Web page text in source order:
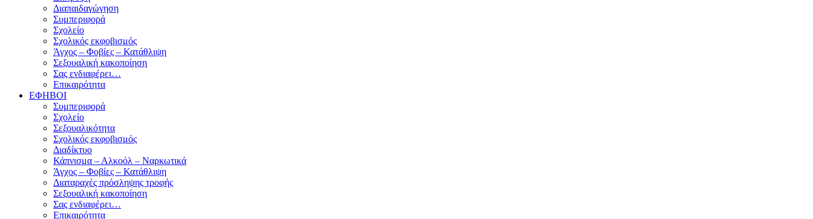
Διαπαιδαγώγηση
Συμπεριφορά
Σχολείο
Σχολικός εκφοβισμός
Άγχος – Φοβίες – Κατάθλιψη
Σεξουαλική κακοποίηση
Σας ενδιαφέρει…
Επικαιρότητα
ΕΦΗΒΟΙ
Συμπεριφορά
Σχολείο
Σεξουαλικότητα
Σχολικός εκφοβισμός
Διαδίκτυο
Κάπνισμα – Αλκοόλ – Ναρκωτικά
Άγχος – Φοβίες – Κατάθλιψη
Διαταραχές πρόσληψης τροφής
Σεξουαλική κακοποίηση
Σας ενδιαφέρει…
Επικαιρότητα